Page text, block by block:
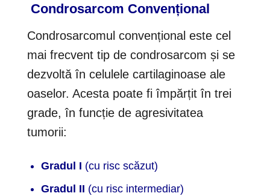
Condrosarcom Convențional
Condrosarcomul convențional este cel
mai frecvent tip de condrosarcom și se
dezvoltă în celulele cartilaginoase ale
oaselor. Acesta poate fi împărțit în trei
grade, în funcție de agresivitatea
tumorii:
Gradul I (cu risc scăzut)
Gradul II (cu risc intermediar)